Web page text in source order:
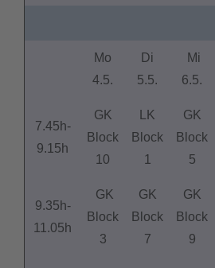
Mo
4.5.
Di
5.5.
Mi
6.5.
7.45h-
9.15h
GK
Block
10
LK
Block
1
GK
Block
5
9.35h-
11.05h
GK
Block
3
GK
Block
7
GK
Block
9